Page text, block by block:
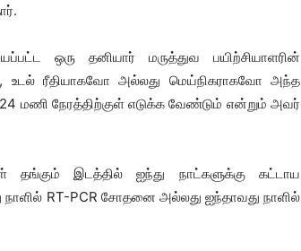
ஒரு தனியார் மருத்துவ பயிற்சியாளரின்
உடல் ரீதியாகவோ அல்லது மெய்நிகராகவோ அந்த
நேரத்திற்குள் எடுக்க வேண்டும் என்றும் அவர்
இடத்தில் ஐந்து நாட்களுக்கு கட்டாய
நாளில் RT-PCR சோதனை அல்லது ஐந்தாவது நாளில்